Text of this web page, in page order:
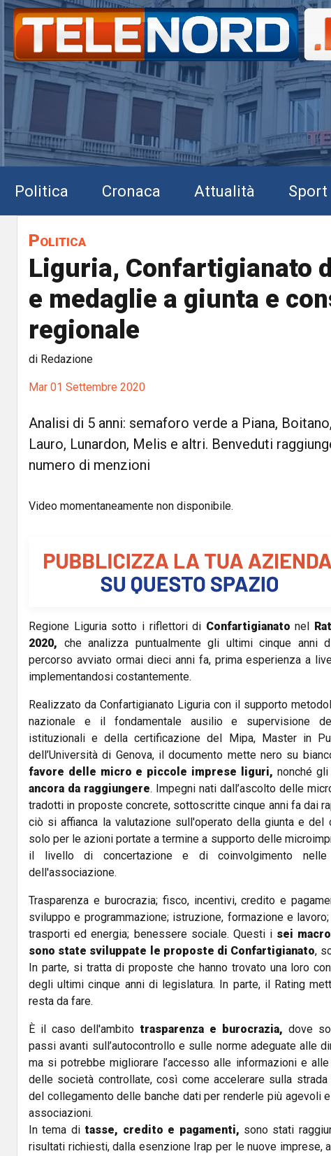
Politica Cronaca Attualità Sport
Politica
Liguria, Confartigianato
e medaglie a giunta e
regionale
di Redazione
Mar 01 Settembre 2020
Analisi di 5 anni: semaforo verde a Piana,
Lauro, Lunardon, Melis e altri. Benveduti
numero di menzioni
Video momentaneamente non disponibile.
Regione Liguria sotto i riflettori di Confartigianato nel
2020, che analizza puntualmente gli ultimi cinque anni
percorso avviato ormai dieci anni fa, prima esperienza a
implementandosi costantemente.
Realizzato da Confartigianato Liguria con il supporto
nazionale e il fondamentale ausilio e supervisione
istituzionali e della certificazione del Mipa, Master in
dell’Università di Genova, il documento mette nero su
favore delle micro e piccole imprese liguri, nonché gli
ancora da raggiungere. Impegni nati dall’ascolto delle
tradotti in proposte concrete, sottoscritte cinque anni fa dai
ciò si affianca la valutazione sull'operato della giunta e del
solo per le azioni portate a termine a supporto delle
il livello di concertazione e di coinvolgimento nelle
dell'associazione.
Trasparenza e burocrazia; fisco, incentivi, credito e
sviluppo e programmazione; istruzione, formazione e
trasporti ed energia; benessere sociale. Questi i sei
sono state sviluppate le proposte di Confartigianato,
In parte, si tratta di proposte che hanno trovato una loro
degli ultimi cinque anni di legislatura. In parte, il Rating
resta da fare.
È il caso dell'ambito trasparenza e burocrazia, dove
passi avanti sull’autocontrollo e sulle norme adeguate alle
ma si potrebbe migliorare l’accesso alle informazioni e
delle società controllate, così come accelerare sulla
del collegamento delle banche dati per renderle più agevoli
associazioni.
In tema di tasse, credito e pagamenti, sono stati
risultati richiesti, dalla esenzione Irap per le nuove imprese,